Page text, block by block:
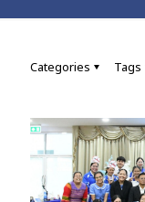
Categories Tags